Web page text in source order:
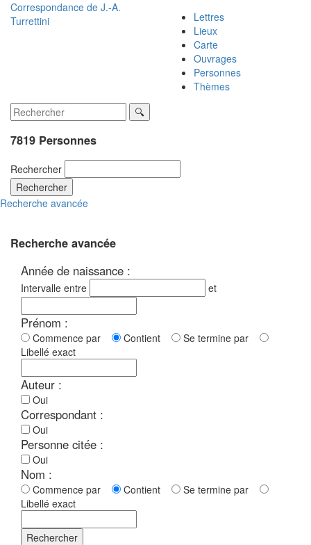
Correspondance de J.-A.
Turrettini
Lettres
Lieux
Carte
Ouvrages
Personnes
Thèmes
7819 Personnes
Rechercher
Rechercher
Recherche avancée
Recherche avancée
Année de naissance :
Intervalle entre et
Prénom :
Commence par Contient
Se termine par
Libellé exact
Auteur :
Oui
Correspondant :
Oui
Personne citée :
Oui
Nom :
Commence par Contient
Se termine par
Libellé exact
Rechercher